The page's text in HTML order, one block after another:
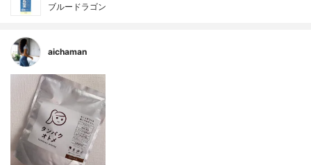
ブルードラゴン
aichaman